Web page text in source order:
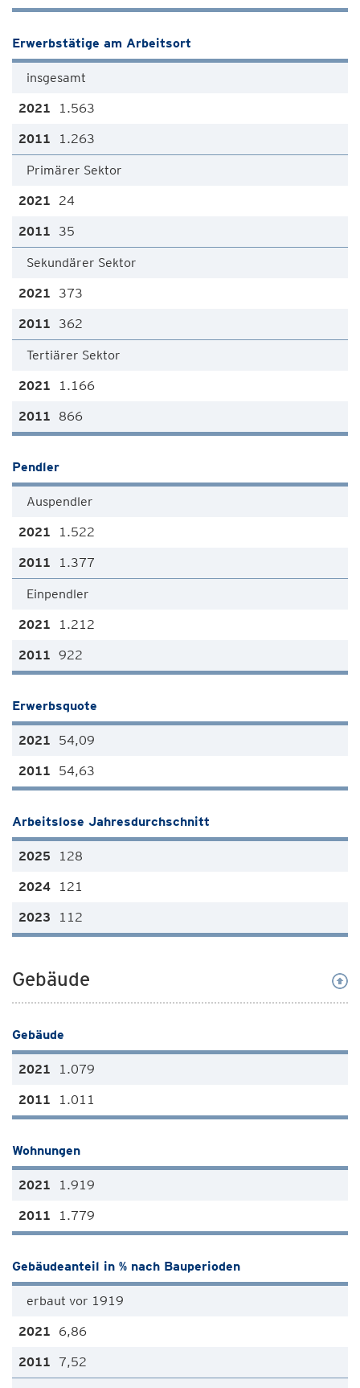
Erwerbstätige am Arbeitsort
insgesamt
1.563
1.263
Primärer Sektor
24
35
Sekundärer Sektor
373
362
Tertiärer Sektor
1.166
866
Pendler
Auspendler
1.522
1.377
Einpendler
1.212
922
Erwerbsquote
54,09
54,63
Arbeitslose Jahresdurchschnitt
128
121
112
Gebäude
Gebäude
1.079
1.011
Wohnungen
1.919
1.779
Gebäudeanteil in % nach Bauperioden
erbaut vor 1919
6,86
7,52